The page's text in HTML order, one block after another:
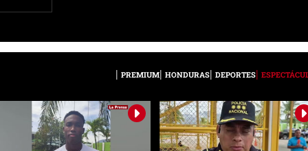
PREMIUM HONDURAS DEPORTES